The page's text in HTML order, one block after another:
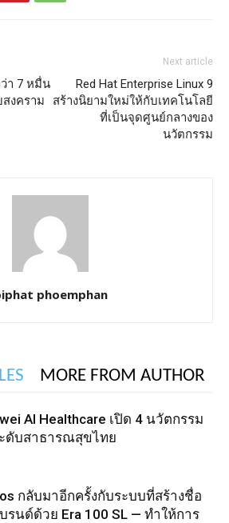
า 7 หมื่น
งคราม
Next article
Red Hat Enterprise Linux 9
สร้างนิยามใหม่ให้กับเทคโนโลยี
ที่เป็นจุดศูนย์กลางของ
นวัตกรรม
phoemphan
MORE FROM AUTHOR
AI Healthcare เปิด 4 นวัตกรรม
ดับสาธารณสุขไทย
กลับมาอีกครั้งกับระบบที่สร้างชื่อ
รนด์ด้วย Era 100 SL — ทำให้การ